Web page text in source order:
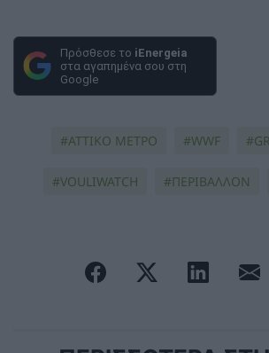
Πρόσθεσε το iEnergeia
στα αγαπημένα σου στη
Google
ΑΤΤΙΚΟ ΜΕΤΡΟ WWF
VOULIWATCH ΠΕΡΙΒΑΛΛΟΝ